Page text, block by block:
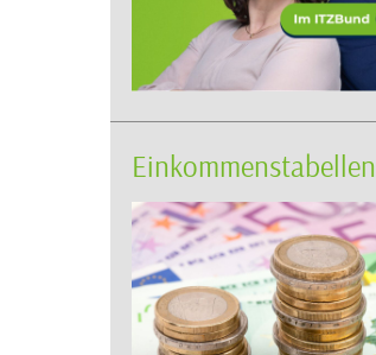
Einkommenstabellen